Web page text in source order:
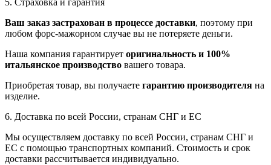
5. Страховка и гарантия
Ваш заказ застрахован в процессе доставки, поэтому при
любом форс-мажорном случае вы не потеряете деньги.
Наша компания гарантирует оригинальность и 100%
итальянское производство вашего товара.
Приобретая товар, вы получаете гарантию производителя на
изделие.
6. Доставка по всей России, странам СНГ и ЕС
Мы осуществляем доставку по всей России, странам СНГ и
ЕС с помощью транспортных компаний. Стоимость и срок
доставки рассчитывается индивидуально.